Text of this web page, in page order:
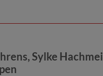
Sylke